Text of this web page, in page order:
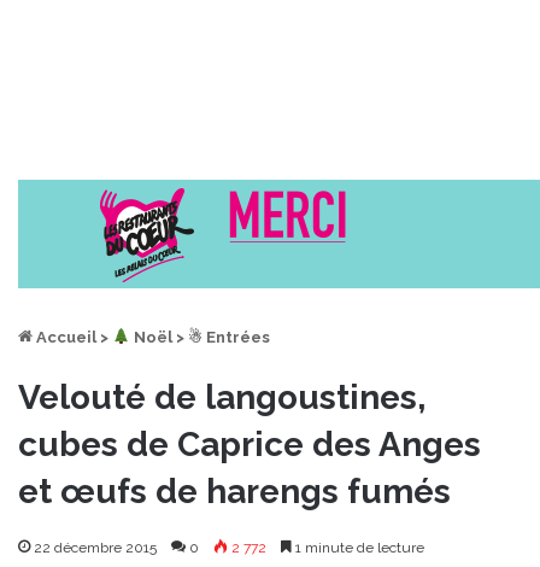
Accueil > ︎ Noël > ☃ Entrées
Velouté de langoustines,
cubes de Caprice des Anges
et œufs de harengs fumés
22 décembre 2015 0 2 772 1 minute de lecture